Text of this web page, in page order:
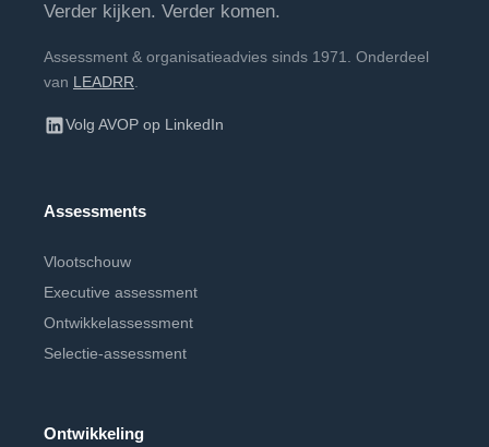
Verder kijken. Verder komen.
Assessment & organisatieadvies sinds 1971. Onderdeel
van LEADRR
Volg AVOP op LinkedIn
Assessments
Vlootschouw
Executive assessment
Ontwikkelassessment
Selectie-assessment
Ontwikkeling